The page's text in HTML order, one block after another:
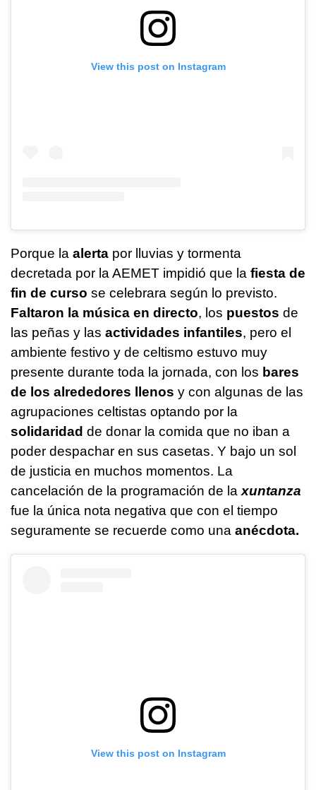
View this post on Instagram
Porque la alerta por lluvias y tormenta
decretada por la AEMET impidió que la fiesta de
fin de curso se celebrara según lo previsto.
Faltaron la música en directo, los puestos de
las peñas y las actividades infantiles, pero el
ambiente festivo y de celtismo estuvo muy
presente durante toda la jornada, con los bares
de los alrededores llenos y con algunas de las
agrupaciones celtistas optando por la
solidaridad de donar la comida que no iban a
poder despachar en sus casetas. Y bajo un sol
de justicia en muchos momentos. La
cancelación de la programación de la xuntanza
fue la única nota negativa que con el tiempo
seguramente se recuerde como una anécdota.
View this post on Instagram